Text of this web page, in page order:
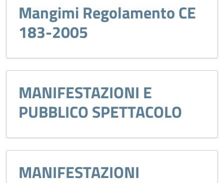
Mangimi Regolamento CE
183-2005
MANIFESTAZIONI E
PUBBLICO SPETTACOLO
MANIFESTAZIONI